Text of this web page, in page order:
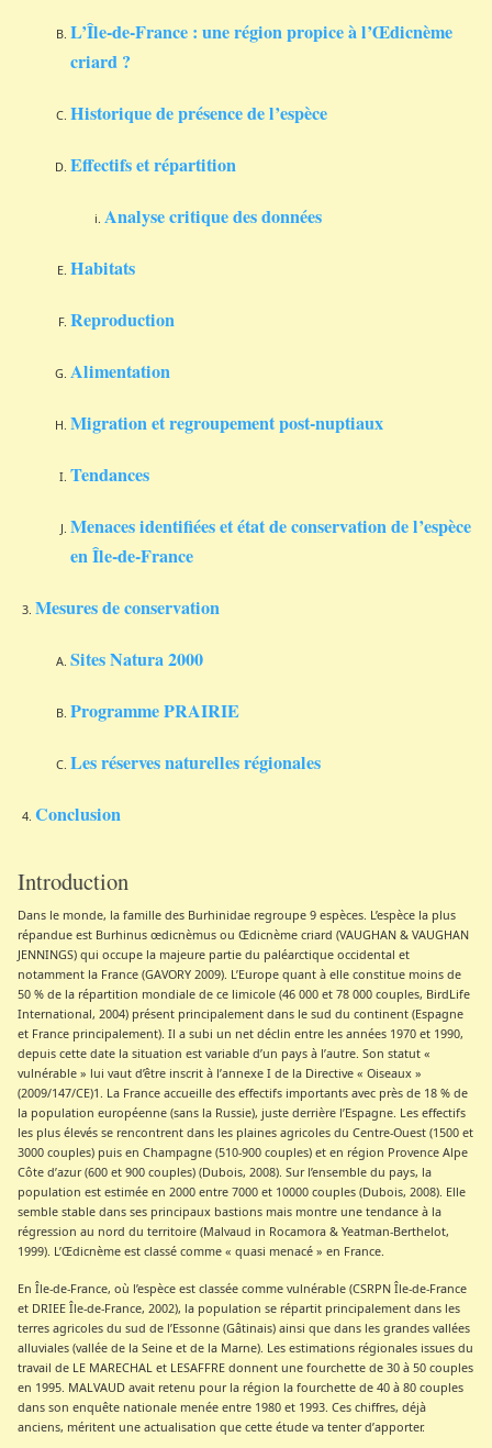
L’Île-de-France : une région propice à l’Œdicnème
criard ?
Historique de présence de l’espèce
Effectifs et répartition
Analyse critique des données
Habitats
Reproduction
Alimentation
Migration et regroupement post-nuptiaux
Tendances
Menaces identifiées et état de conservation de l’espèce
en Île-de-France
Mesures de conservation
Sites Natura 2000
Programme PRAIRIE
Les réserves naturelles régionales
Conclusion
Introduction
Dans le monde, la famille des Burhinidae regroupe 9 espèces. L’espèce la plus
répandue est Burhinus œdicnèmus ou Œdicnème criard (VAUGHAN & VAUGHAN
JENNINGS) qui occupe la majeure partie du paléarctique occidental et
notamment la France (GAVORY 2009). L’Europe quant à elle constitue moins de
50 % de la répartition mondiale de ce limicole (46 000 et 78 000 couples, BirdLife
International, 2004) présent principalement dans le sud du continent (Espagne
et France principalement). Il a subi un net déclin entre les années 1970 et 1990,
depuis cette date la situation est variable d’un pays à l’autre. Son statut «
vulnérable » lui vaut d’être inscrit à l’annexe I de la Directive « Oiseaux »
(2009/147/CE)1. La France accueille des effectifs importants avec près de 18 % de
la population européenne (sans la Russie), juste derrière l’Espagne. Les effectifs
les plus élevés se rencontrent dans les plaines agricoles du Centre-Ouest (1500 et
3000 couples) puis en Champagne (510-900 couples) et en région Provence Alpe
Côte d’azur (600 et 900 couples) (Dubois, 2008). Sur l’ensemble du pays, la
population est estimée en 2000 entre 7000 et 10000 couples (Dubois, 2008). Elle
semble stable dans ses principaux bastions mais montre une tendance à la
régression au nord du territoire (Malvaud in Rocamora & Yeatman-Berthelot,
1999). L’Œdicnème est classé comme « quasi menacé » en France.
En Île-de-France, où l’espèce est classée comme vulnérable (CSRPN Île-de-France
et DRIEE Île-de-France, 2002), la population se répartit principalement dans les
terres agricoles du sud de l’Essonne (Gâtinais) ainsi que dans les grandes vallées
alluviales (vallée de la Seine et de la Marne). Les estimations régionales issues du
travail de LE MARECHAL et LESAFFRE donnent une fourchette de 30 à 50 couples
en 1995. MALVAUD avait retenu pour la région la fourchette de 40 à 80 couples
dans son enquête nationale menée entre 1980 et 1993. Ces chiffres, déjà
anciens, méritent une actualisation que cette étude va tenter d’apporter.